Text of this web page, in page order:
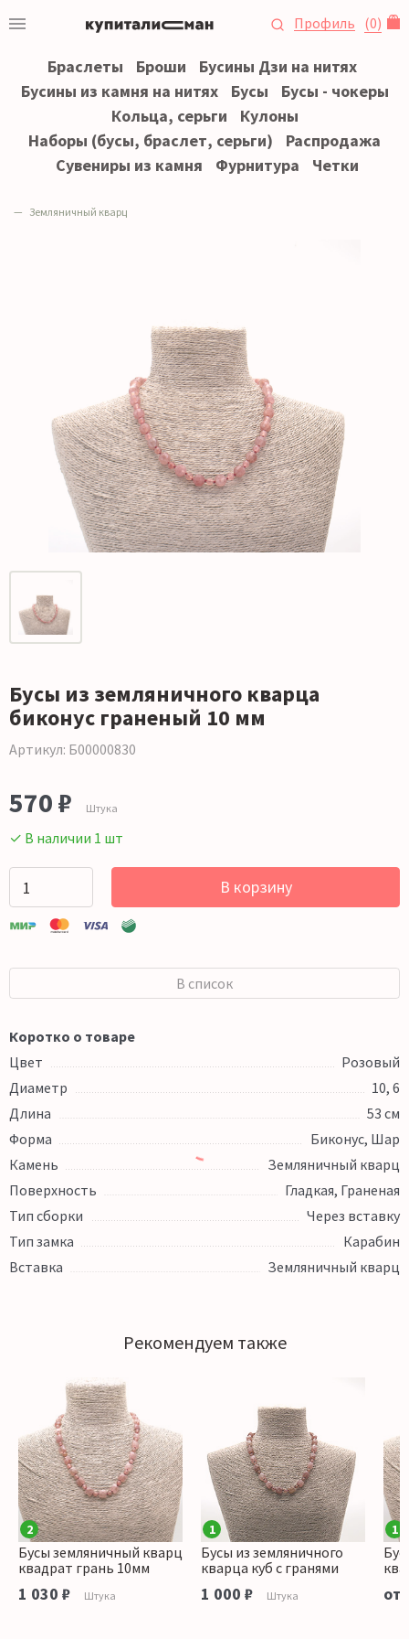
Профиль (0)
Браслеты Броши
Бусины Дзи на нитях
Бусины из камня на нитях
Бусы
Бусы - чокеры
Кольца, серьги
Кулоны
Наборы (бусы, браслет, серьги)
Распродажа
Сувениры из камня
Фурнитура Четки
Земляничный кварц
Бусы из земляничного кварца
биконус граненый 10 мм
Артикул: Б00000830
570 ₽ Штука
✓ В наличии 1 шт
В корзину
В список
Коротко о товаре
Цвет
Розовый
Диаметр
10, 6
Длина
53 см
Форма
Биконус, Шар
Камень
Земляничный кварц
Поверхность
Гладкая, Граненая
Тип сборки
Через вставку
Тип замка
Карабин
Вставка
Земляничный кварц
Рекомендуем также
2
Бусы земляничный кварц
квадрат грань 10мм
1 030 ₽ Штука
1
Бусы из земляничного
кварца куб с гранями
1 000 ₽ Штука
1
от